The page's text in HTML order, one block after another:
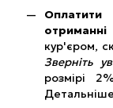
кур'єром,
Зверніть
розмірі